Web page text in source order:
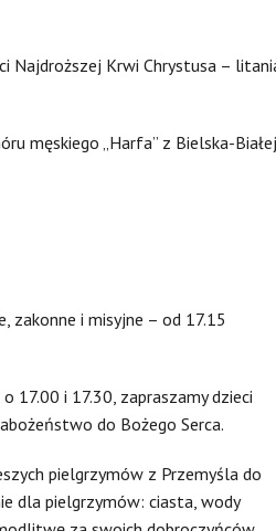
Najdroższej Krwi Chrystusa –
męskiego „Harfa” z Bielska-
zakonne i misyjne – od 17.15
17.00 i 17.30, zapraszamy dzieci
do Bożego Serca.
pielgrzymów z Przemyśla do
dla pielgrzymów: ciasta, wody